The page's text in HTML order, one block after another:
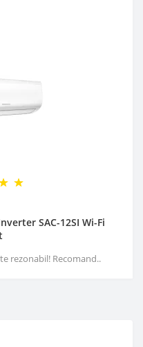
SAC-12SI Wi-Fi
rezonabil! Recomand..